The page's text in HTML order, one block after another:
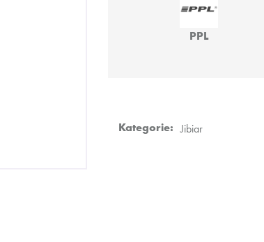
PPL
Kategorie: Jibiar
– MONTN
SARMA – NDLS
879 Kč